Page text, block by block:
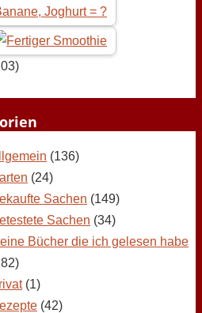
Joghurt = ?
(136)
(24)
Sachen (149)
Sachen (34)
Bücher die ich gelesen habe
(1)
(42)